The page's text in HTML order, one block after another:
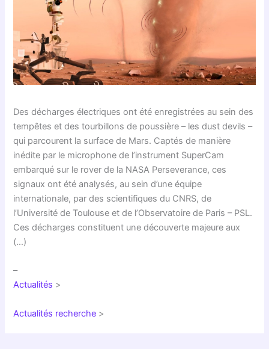
Des décharges électriques ont été enregistrées au sein des
tempêtes et des tourbillons de poussière – les dust devils –
qui parcourent la surface de Mars. Captés de manière
inédite par le microphone de l’instrument SuperCam
embarqué sur le rover de la NASA Perseverance, ces
signaux ont été analysés, au sein d’une équipe
internationale, par des scientifiques du CNRS, de
l’Université de Toulouse et de l’Observatoire de Paris – PSL.
Ces décharges constituent une découverte majeure aux
(…)
–
Actualités >
Actualités recherche >